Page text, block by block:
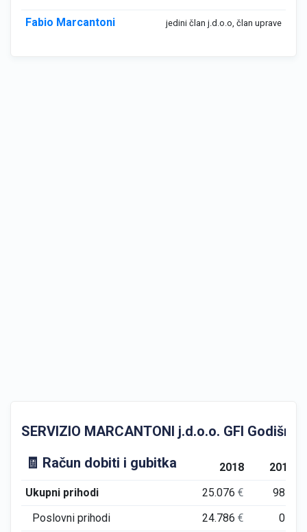
Fabio Marcantoni jedini član j.d.o.o, član uprave
SERVIZIO MARCANTONI j.d.o.o. GFI
🧾 Račun dobiti i gubitka
2018
2019
Ukupni prihodi
25.076€ 98
Poslovni prihodi
24.786€ 0